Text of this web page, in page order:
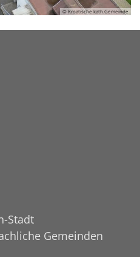
© Kroatische kath.Gemeinde
Stadt
Gemeinden